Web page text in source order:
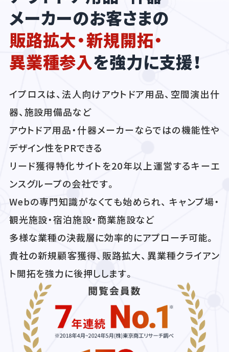
メーカーのお客さまの
販路拡大・新規開拓・
異業種参入を強力に支援！
イプロスは、法人向けアウトドア用品、空間演出什
器、施設用備品など
アウトドア用品・什器メーカーならではの機能性や
デザイン性をPRできる
リード獲得特化サイトを20年以上運営するキーエ
ンスグループの会社です。
Webの専門知識がなくても始められ、 キャンプ場・
観光施設・宿泊施設・商業施設など
多様な業種の決裁層に効率的にアプローチ可能。
貴社の新規顧客獲得、販路拡大、異業種クライアン
ト開拓を強力に後押しします。